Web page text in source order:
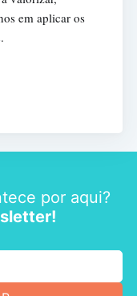
em aplicar os
por aqui?